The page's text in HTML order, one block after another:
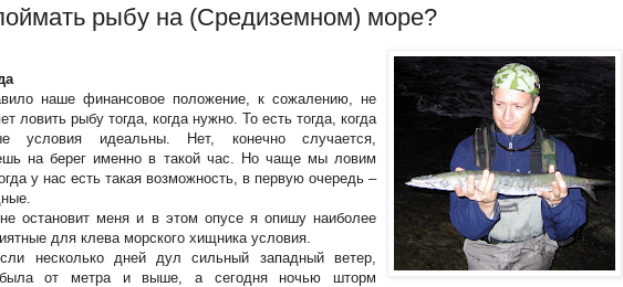
рыбу на (Средиземном) море?
наше финансовое положение, к сожалению, не
ловить рыбу тогда, когда нужно. То есть тогда, когда
условия идеальны. Нет, конечно случается,
на берег именно в такой час. Но чаще мы ловим
у нас есть такая возможность, в первую очередь –
остановит меня и в этом опусе я опишу наиболее
для клева морского хищника условия.
несколько дней дул сильный западный ветер,
от метра и выше, а сегодня ночью шторм